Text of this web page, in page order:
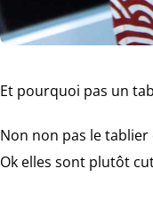
Et pourquoi pas un
Non non pas le
Ok elles sont plutôt